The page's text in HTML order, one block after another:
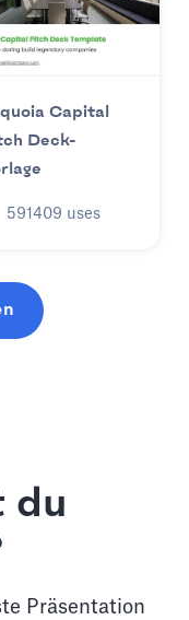
Capital
Deck-
591409 uses
du
Präsentation